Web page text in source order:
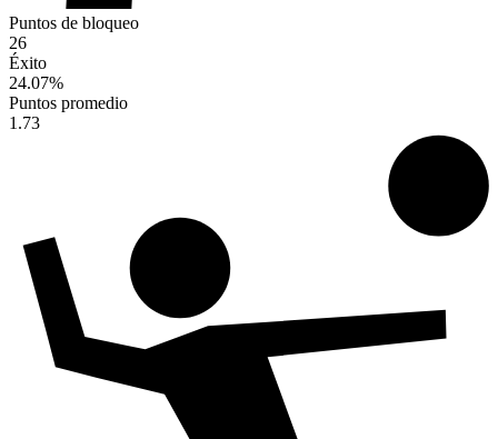
Puntos de bloqueo
26
Éxito
24.07%
Puntos promedio
1.73